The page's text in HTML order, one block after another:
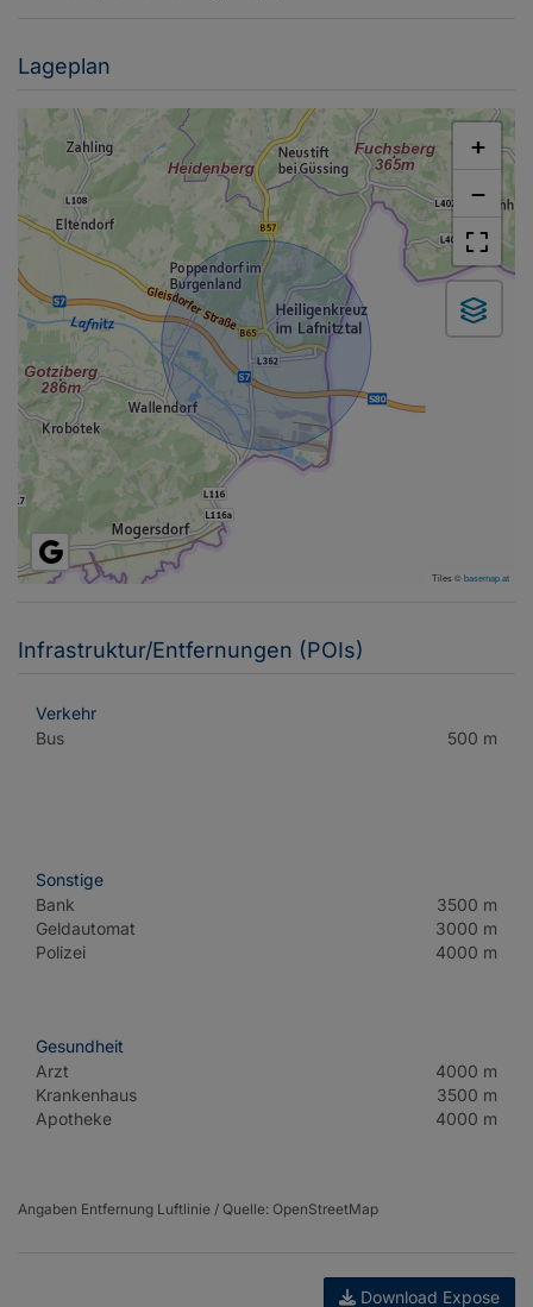
Lageplan
+
−
Tiles ©basemap.at
Infrastruktur/Entfernungen (POIs)
Verkehr
Bus
500 m
Sonstige
Bank
3500 m
Geldautomat
3000 m
Polizei
4000 m
Gesundheit
Arzt
4000 m
Krankenhaus
3500 m
Apotheke
4000 m
Angaben Entfernung Luftlinie / Quelle: OpenStreetMap
Download Expose